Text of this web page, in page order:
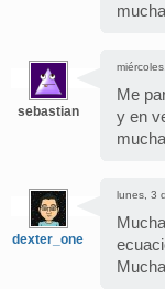
sebastian
Me
y en
dexter_one
lunes, 3